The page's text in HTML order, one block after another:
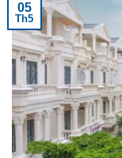
05
Th5